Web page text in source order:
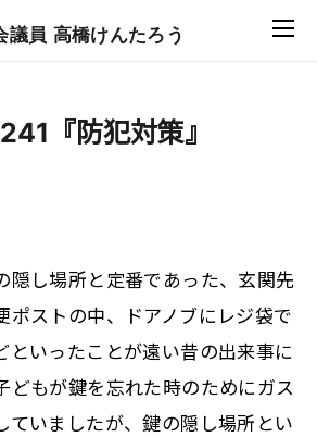
議員 高橋けんたろう
『防犯対策』
隠し場所と定番であった、玄関先
ポストの中、ドアノブにレジ袋で
といったことが遠い昔の出来事に
どもが鍵を忘れた時のためにガス
ていましたが、鍵の隠し場所とい